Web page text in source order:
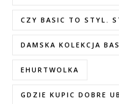
CZY BASIC TO STYL.
DAMSKA KOLEKCJA
EHURTWOLKA
GDZIE KUPIC DOBRE